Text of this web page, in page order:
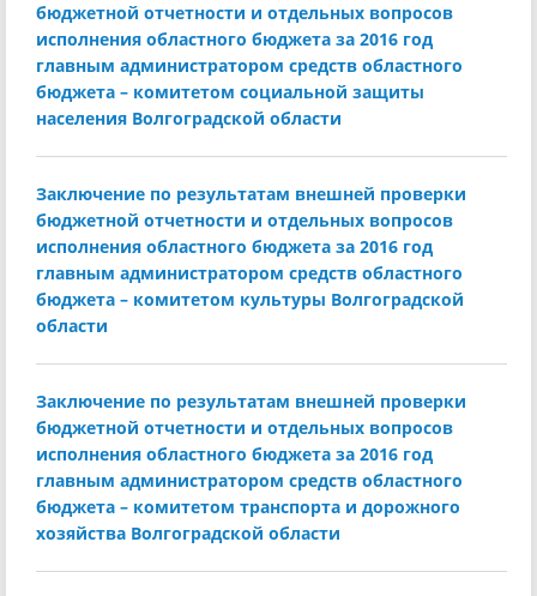
бюджетной отчетности и отдельных вопросов
исполнения областного бюджета за 2016 год
главным администратором средств областного
бюджета – комитетом социальной защиты
населения Волгоградской области
Заключение по результатам внешней проверки
бюджетной отчетности и отдельных вопросов
исполнения областного бюджета за 2016 год
главным администратором средств областного
бюджета – комитетом культуры Волгоградской
области
Заключение по результатам внешней проверки
бюджетной отчетности и отдельных вопросов
исполнения областного бюджета за 2016 год
главным администратором средств областного
бюджета – комитетом транспорта и дорожного
хозяйства Волгоградской области